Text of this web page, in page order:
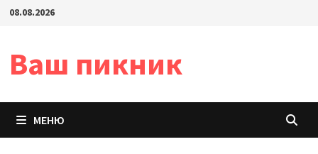
Перейти
08.08.2026
Ваш пикник
МЕНЮ